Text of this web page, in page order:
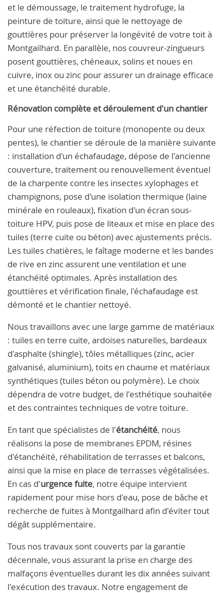
et le démoussage, le traitement hydrofuge, la
peinture de toiture, ainsi que le nettoyage de
gouttières pour préserver la longévité de votre toit à
Montgailhard. En parallèle, nos couvreur-zingueurs
posent gouttières, chéneaux, solins et noues en
cuivre, inox ou zinc pour assurer un drainage efficace
et une étanchéité durable.
Rénovation complète et déroulement d'un chantier
Pour une réfection de toiture (monopente ou deux
pentes), le chantier se déroule de la manière suivante
: installation d'un échafaudage, dépose de l'ancienne
couverture, traitement ou renouvellement éventuel
de la charpente contre les insectes xylophages et
champignons, pose d'une isolation thermique (laine
minérale en rouleaux), fixation d'un écran sous-
toiture HPV, puis pose de liteaux et mise en place des
tuiles (terre cuite ou béton) avec ajustements précis.
Les tuiles chatières, le faîtage moderne et les bandes
de rive en zinc assurent une ventilation et une
étanchéité optimales. Après installation des
gouttières et vérification finale, l'échafaudage est
démonté et le chantier nettoyé.
Nous travaillons avec une large gamme de matériaux
: tuiles en terre cuite, ardoises naturelles, bardeaux
d'asphalte (shingle), tôles métalliques (zinc, acier
galvanisé, aluminium), toits en chaume et matériaux
synthétiques (tuiles béton ou polymère). Le choix
dépendra de votre budget, de l'esthétique souhaitée
et des contraintes techniques de votre toiture.
En tant que spécialistes de l'étanchéité, nous
réalisons la pose de membranes EPDM, résines
d'étanchéité, réhabilitation de terrasses et balcons,
ainsi que la mise en place de terrasses végétalisées.
En cas d'urgence fuite, notre équipe intervient
rapidement pour mise hors d'eau, pose de bâche et
recherche de fuites à Montgailhard afin d'éviter tout
dégât supplémentaire.
Tous nos travaux sont couverts par la garantie
décennale, vous assurant la prise en charge des
malfaçons éventuelles durant les dix années suivant
l'exécution des travaux. Notre engagement de